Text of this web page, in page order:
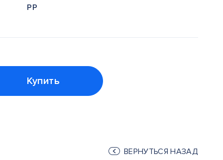
PP
Купить
ВЕРНУТЬСЯ НАЗАД